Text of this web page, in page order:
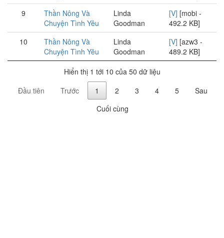
9
Thần Nông Và
Chuyện Tình Yêu
Linda
Goodman
[V] [mobi -
492.2 KB]
10
Thần Nông Và
Chuyện Tình Yêu
Linda
Goodman
[V] [azw3 -
489.2 KB]
Hiển thị 1 tới 10 của 50 dữ liệu
Đầu tiên
Trước 1 2 3 4 5
Sau
Cuối cùng